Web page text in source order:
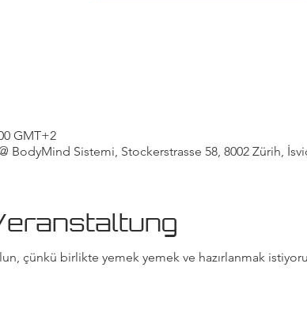
GMT+2
BodyMind Sistemi, Stockerstrasse 58, 8002 Zürih,
çünkü birlikte yemek yemek ve hazırlanmak